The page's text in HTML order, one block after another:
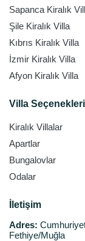
Sapanca Kiralık
Şile Kiralık Villa
Kıbrıs Kiralık Villa
İzmir Kiralık Villa
Afyon Kiralık Villa
Villa Seçenekleri
Kiralık Villalar
Apartlar
Bungalovlar
Odalar
İletişim
Adres:
Fethiye/Muğla